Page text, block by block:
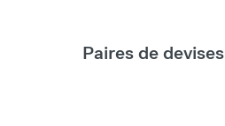
Paires de